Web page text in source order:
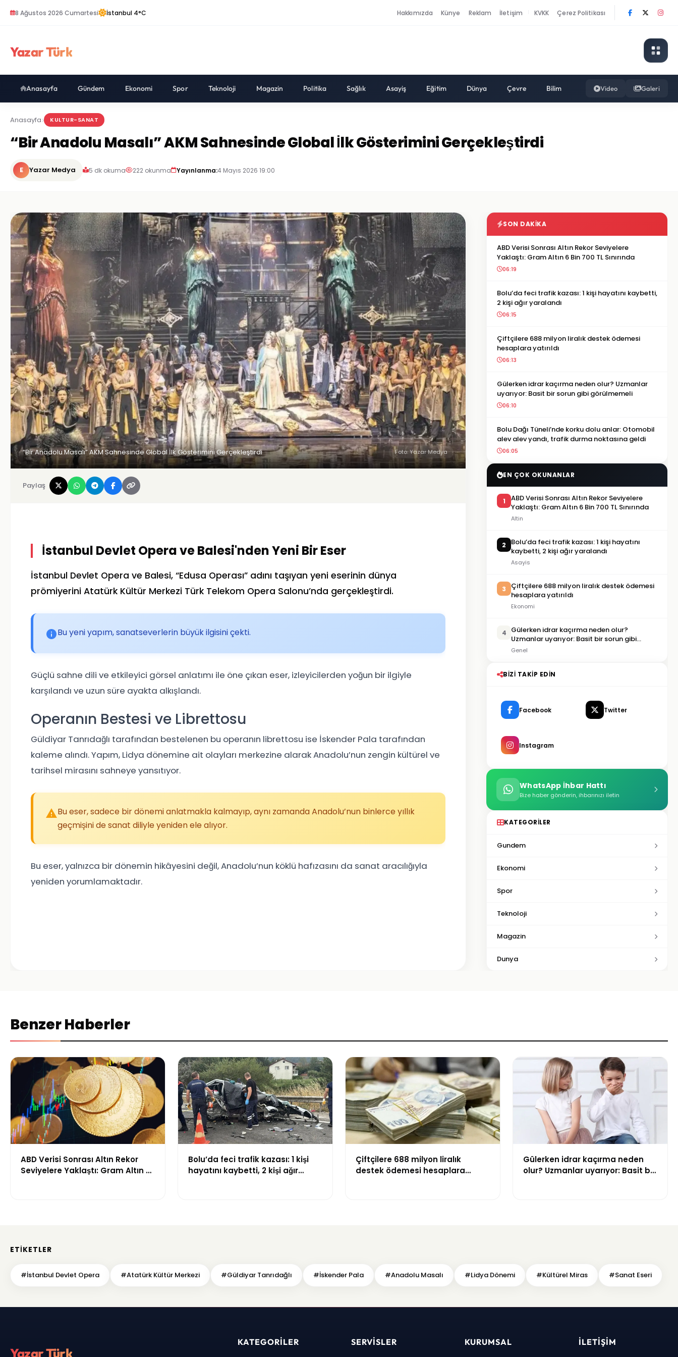
8 Ağustos 2026 Cumartesi İstanbul 4°C Hakkımızda Künye Reklam İletişim KVKK Çerez Politikası
Yazar Türk
Anasayfa Gündem Ekonomi Spor Teknoloji Magazin Politika Sağlık Asayiş Eğitim Dünya Çevre Bilim Video Galeri
Anasayfa KULTUR-SANAT
“Bir Anadolu Masalı” AKM Sahnesinde Global İlk Gösterimini Gerçekleştirdi
E Yazar Medya 5 dk okuma 222 okunma Yayınlanma:4 Mayıs 2026 19:00
“Bir Anadolu Masalı” AKM Sahnesinde Global İlk Gösterimini Gerçekleştirdi Foto: Yazar Medya
Paylaş
İstanbul Devlet Opera ve Balesi'nden Yeni Bir Eser
İstanbul Devlet Opera ve Balesi, “Edusa Operası” adını taşıyan yeni eserinin dünya
prömiyerini Atatürk Kültür Merkezi Türk Telekom Opera Salonu’nda gerçekleştirdi.
Bu yeni yapım, sanatseverlerin büyük ilgisini çekti.
Güçlü sahne dili ve etkileyici görsel anlatımı ile öne çıkan eser, izleyicilerden yoğun bir ilgiyle
karşılandı ve uzun süre ayakta alkışlandı.
Operanın Bestesi ve Librettosu
Güldiyar Tanrıdağlı tarafından bestelenen bu operanın librettosu ise İskender Pala tarafından
kaleme alındı. Yapım, Lidya dönemine ait olayları merkezine alarak Anadolu’nun zengin kültürel ve
tarihsel mirasını sahneye yansıtıyor.
Bu eser, sadece bir dönemi anlatmakla kalmayıp, aynı zamanda Anadolu’nun binlerce yıllık
geçmişini de sanat diliyle yeniden ele alıyor.
Bu eser, yalnızca bir dönemin hikâyesini değil, Anadolu’nun köklü hafızasını da sanat aracılığıyla
yeniden yorumlamaktadır.
SON DAKIKA
ABD Verisi Sonrası Altın Rekor Seviyelere
Yaklaştı: Gram Altın 6 Bin 700 TL Sınırında
06:19
Bolu’da feci trafik kazası: 1 kişi hayatını kaybetti,
2 kişi ağır yaralandı
06:15
Çiftçilere 688 milyon liralık destek ödemesi
hesaplara yatırıldı
06:13
Gülerken idrar kaçırma neden olur? Uzmanlar
uyarıyor: Basit bir sorun gibi görülmemeli
06:10
Bolu Dağı Tüneli’nde korku dolu anlar: Otomobil
alev alev yandı, trafik durma noktasına geldi
06:05
EN ÇOK OKUNANLAR
1
ABD Verisi Sonrası Altın Rekor Seviyelere
Yaklaştı: Gram Altın 6 Bin 700 TL Sınırında
Altin
2
Bolu’da feci trafik kazası: 1 kişi hayatını
kaybetti, 2 kişi ağır yaralandı
Asayis
3
Çiftçilere 688 milyon liralık destek ödemesi
hesaplara yatırıldı
Ekonomi
4
Gülerken idrar kaçırma neden olur?
Uzmanlar uyarıyor: Basit bir sorun gibi
görülmemeli
Genel
BIZI TAKIP EDIN
Facebook Twitter
Instagram
WhatsApp İhbar Hattı
Bize haber gönderin, ihbarınızı iletin
KATEGORILER
Gundem
Ekonomi
Spor
Teknoloji
Magazin
Dunya
Benzer Haberler
ABD Verisi Sonrası Altın Rekor
Seviyelere Yaklaştı: Gram Altın 6
Bolu’da feci trafik kazası: 1 kişi
hayatını kaybetti, 2 kişi ağır
Çiftçilere 688 milyon liralık
destek ödemesi hesaplara
Gülerken idrar kaçırma neden
olur? Uzmanlar uyarıyor: Basit bir
ETIKETLER
#İstanbul Devlet Opera #Atatürk Kültür Merkezi #Güldiyar Tanrıdağlı #İskender Pala #Anadolu Masalı #Lidya Dönemi #Kültürel Miras #Sanat Eseri
Yazar Türk
KATEGORILER SERVISLER KURUMSAL İLETIŞIM